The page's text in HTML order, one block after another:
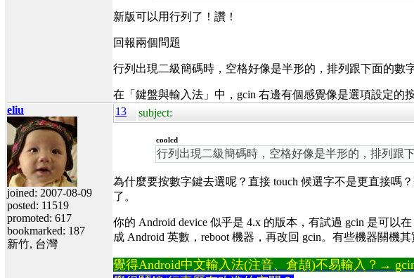
新版可以用行列了！讚！
回報兩個問題
行列出現二級簡碼時，空格好像是半形的，排列跟下面的數
在「鍵盤與輸入法」中，gcin 右邊有個感覺像是選項設定的
eliu
joined: 2007-08-09
posted: 11519
promoted: 617
bookmarked: 187
新竹, 台灣
13 subject:
coolcd
行列出現二級簡碼時，空格好像是半形的，排列跟
為什麼要按數字鍵去選呢？直接 touch 候選字不是更直接嗎
了。
你的 Android device 似乎是 4.x 的版本，有試過 gcin 是可以
成 Android 英數，reboot 機器，再改回 gcin。有些機器關機其
覺得Android中文輸入法(注音、倉頡)不易輸入？→